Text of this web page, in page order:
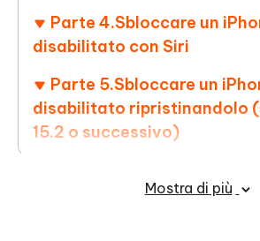
Parte 4.Sbloccare un
disabilitato con Siri
Parte 5.Sbloccare un
disabilitato ripristinandolo
15.2 o successivo)
Mostra di più